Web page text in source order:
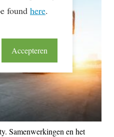
Samenwerkingen en het
found here.
Accepteren